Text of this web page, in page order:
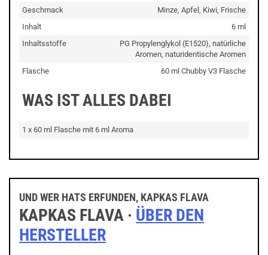
Geschmack
Minze, Apfel, Kiwi, Frische
Inhalt
6 ml
Inhaltsstoffe
PG Propylenglykol (E1520), natürliche
Aromen, naturidentische Aromen
Flasche
60 ml Chubby V3 Flasche
WAS IST ALLES DABEI
1 x 60 ml Flasche mit 6 ml Aroma
UND WER HATS ERFUNDEN, KAPKAS FLAVA
KAPKAS FLAVA · ÜBER DEN
HERSTELLER